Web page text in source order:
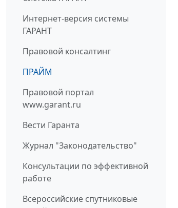
Интернет-версия системы
ГАРАНТ
Правовой консалтинг
ПРАЙМ
Правовой портал
www.garant.ru
Вести Гаранта
Журнал "Законодательство"
Консультации по эффективной
работе
Всероссийские спутниковые